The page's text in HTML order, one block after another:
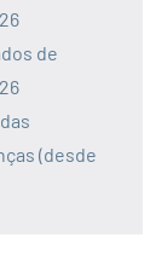
de
(desde